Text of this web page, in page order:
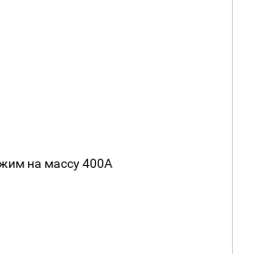
на массу 400А